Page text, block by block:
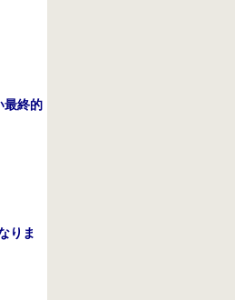
最終的
りま